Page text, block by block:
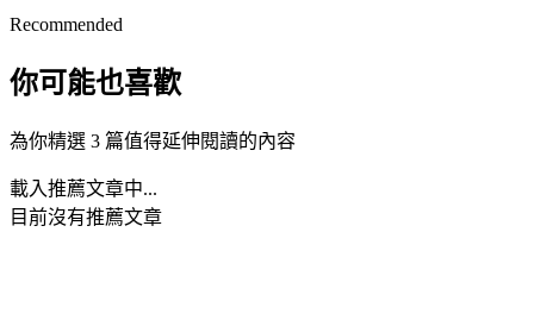
Recommended
你可能也喜歡
為你精選 3 篇值得延伸閱讀的內容
載入推薦文章中...
目前沒有推薦文章